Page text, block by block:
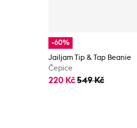
-60%
Jailjam Tip & Tap Beanie
Čepice
220 Kč 549 Kč